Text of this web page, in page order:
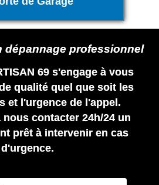
dépannage professionnel
69 s'engage à vous
qualité quel que soit les
et l'urgence de l'appel.
nous contacter 24h/24 un
prêt à intervenir en cas
d'urgence.